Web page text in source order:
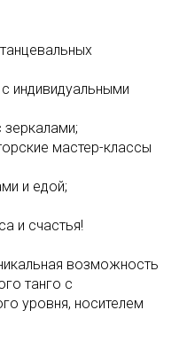
индивидуальными
мастер-классы
и едой;
и счастья!
возможность
танго с
уровня, носителем